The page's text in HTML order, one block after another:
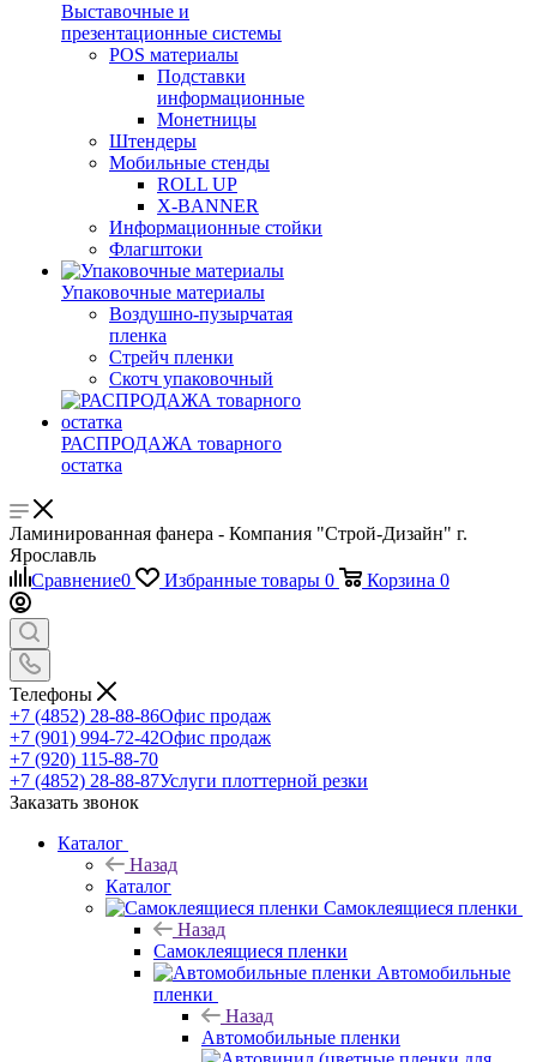
Выставочные и
презентационные системы
POS материалы
Подставки
информационные
Монетницы
Штендеры
Мобильные стенды
ROLL UP
X-BANNER
Информационные стойки
Флагштоки
Упаковочные материалы
Воздушно-пузырчатая
пленка
Стрейч пленки
Скотч упаковочный
РАСПРОДАЖА товарного
остатка
Ламинированная фанера - Компания "Строй-Дизайн" г.
Ярославль
Сравнение0 Избранные товары 0 Корзина 0
Телефоны
+7 (4852) 28-88-86Офис продаж
+7 (901) 994-72-42Офис продаж
+7 (920) 115-88-70
+7 (4852) 28-88-87Услуги плоттерной резки
Заказать звонок
Каталог
Назад
Каталог
Самоклеящиеся пленки
Назад
Самоклеящиеся пленки
Автомобильные
пленки
Назад
Автомобильные пленки